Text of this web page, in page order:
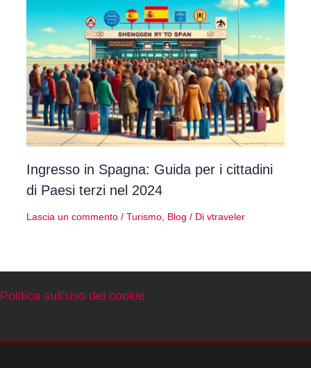
Ingresso in Spagna: Guida per i cittadini
di Paesi terzi nel 2024
Lascia un commento / Turismo Blog / Di vtraveler
Politica sull’uso dei cookie